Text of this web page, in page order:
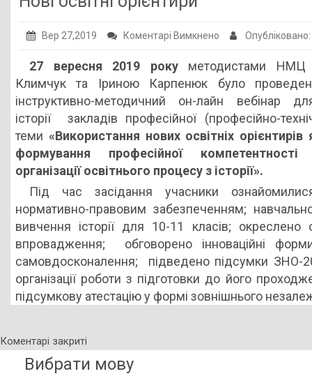
Публічна інформація
Заклади ПТО
Оголошення
Галерея
НМЦ ПТО України
Вер 27,2019 Коментарі Вимкнено до
освітні
орієнтири
27 вересня 2019 рокуметодистами НМЦ
Климчук та Іриною Карпенюк було
інструктивно-методичний он-лайн вебінар
історії закладів професійної (професійно-
теми «Використання нових освітніх орієнтирів
формування професійної
організації освітнього процесу з історії».
Під час засідання учасники
нормативно-правовим забезпеченням;
вивчення історії для 10-11 класів;
впровадження; обговорено інноваційні
самовдосконалення; підведено підсумки ЗНО-
організації роботи з підготовки до його
підсумкову атестацію у формі зовнішнього
Коментарі закриті
Вибрати мову